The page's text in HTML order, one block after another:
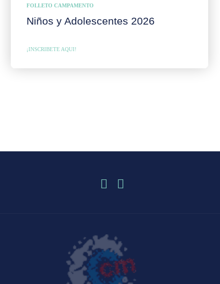
FOLLETO CAMPAMENTO
Niños y Adolescentes 2026
¡INSCRIBETE AQUI!